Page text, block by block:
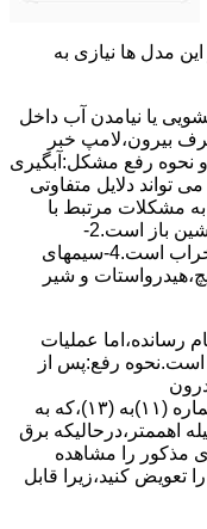
مدل ها ﻧﯿﺎزی ﺑﻪ
یا نیامدن آب داخل
ﺑﯿﺮون،ﻻﻣﭗ ﺧﺒﺮ
نحوه رﻓﻊ مشکل:آبگیری
تواند دلایل متفاوتی
به مشکلات مرتبط با
آبگیری لباسشویی مراجعه کنید.1-درب ﻣﺎﺷﯿﻦ ﺑﺎز اﺳﺖ.2-
ﻣﯿﮑﺮوﺳﻮﺋﯿﭻ ﺧﺮاب اﺳﺖ.3-ﻫﯿﺪرواﺳﺘﺎت ﺧﺮاب اﺳﺖ.4-سیمهای
و ﺷﯿﺮ
رﺳﺎﻧﺪه،اﻣﺎ ﻋﻤﻠﯿﺎت
ﺧﺮاب اﺳﺖ.نحوه رﻓﻊ:ﭘﺲ از
ﻫﯿﺪرواﺳﺘﺎت،میبایست ﮐﻨﺘﺎﮐﺖ ﻣﺸﺘﺮک شماره (۱۱)به (۱۳)،ﮐﻪ ﺑﻪ
اهممتر،درحالیکه ﺑﺮق
ﻣﺬﮐﻮر را ﻣﺸﺎﻫﺪه
ﺗﻌﻮﯾﺾ ﮐﻨﯿﺪ،زﯾﺮا قابل